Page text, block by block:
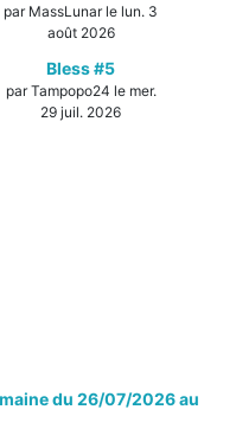
par MassLunar le lun. 3
août 2026
Bless #5
par Tampopo24 le mer.
29 juil. 2026
du 26/07/2026 au